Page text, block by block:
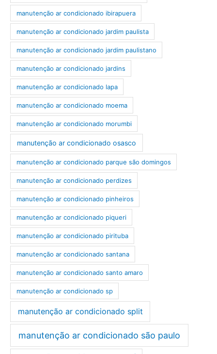
manutenção ar condicionado ibirapuera
manutenção ar condicionado jardim paulista
manutenção ar condicionado jardim paulistano
manutenção ar condicionado jardins
manutenção ar condicionado lapa
manutenção ar condicionado moema
manutenção ar condicionado morumbi
manutenção ar condicionado osasco
manutenção ar condicionado parque são domingos
manutenção ar condicionado perdizes
manutenção ar condicionado pinheiros
manutenção ar condicionado piqueri
manutenção ar condicionado pirituba
manutenção ar condicionado santana
manutenção ar condicionado santo amaro
manutenção ar condicionado sp
manutenção ar condicionado split
manutenção ar condicionado são paulo